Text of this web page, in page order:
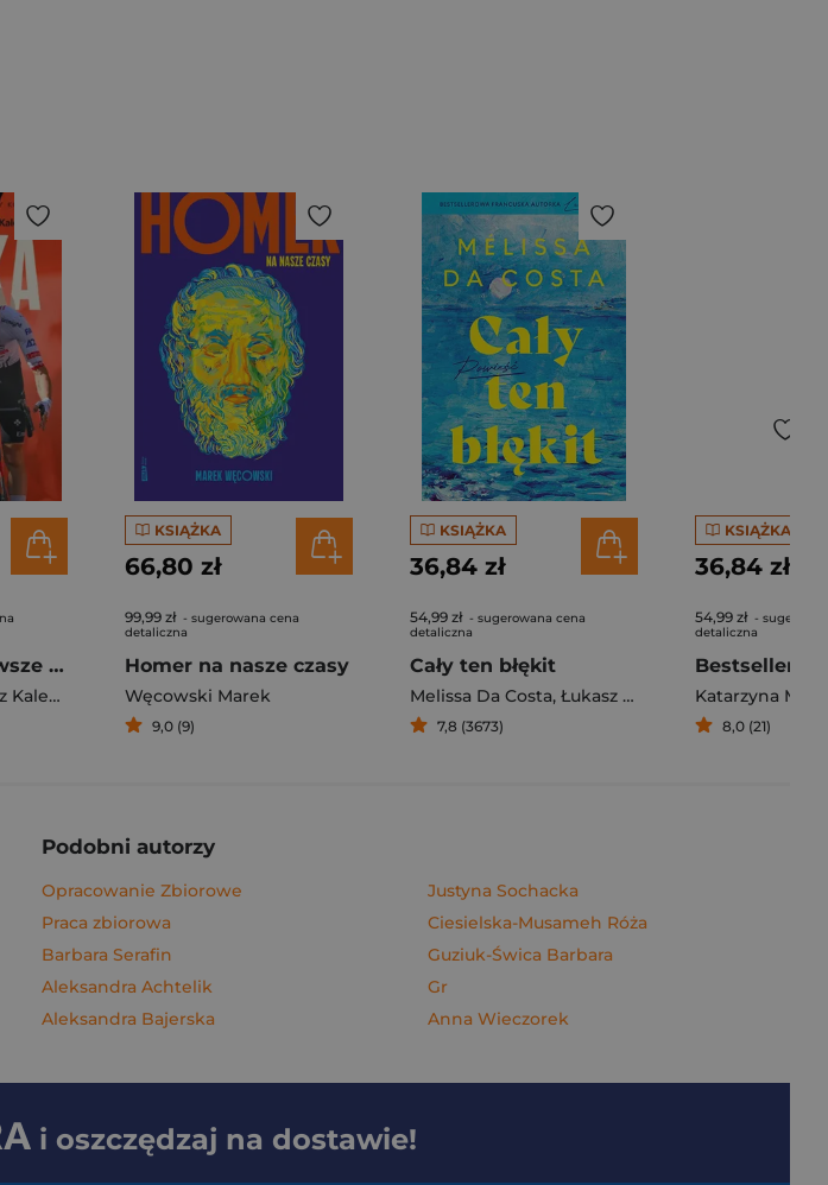
Rafał Majka. Zawsze z przodu. Rozmawia Tomasz Kalemba - książka z autografem
KSIĄŻKA
66,80 zł
99,99 zł - sugerowana cena
detaliczna
Homer na nasze czasy
Węcowski Marek
9,0 (9)
KSIĄŻKA
36,84 zł
54,99 zł - sugerowana cena
detaliczna
Cały ten błękit
Melissa Da Costa, Łukasz Müller
7,8 (3673)
KSIĄŻKA
36,84 zł
54,99 zł -
detaliczna
Bestseller.
Katarzyna
8,0 (21)
Podobni autorzy
Opracowanie Zbiorowe
Praca zbiorowa
Barbara Serafin
Aleksandra Achtelik
Aleksandra Bajerska
Justyna Sochacka
Ciesielska-Musameh Róża
Guziuk-Świca Barbara
Gr
Anna Wieczorek
i oszczędzaj na dostawie!